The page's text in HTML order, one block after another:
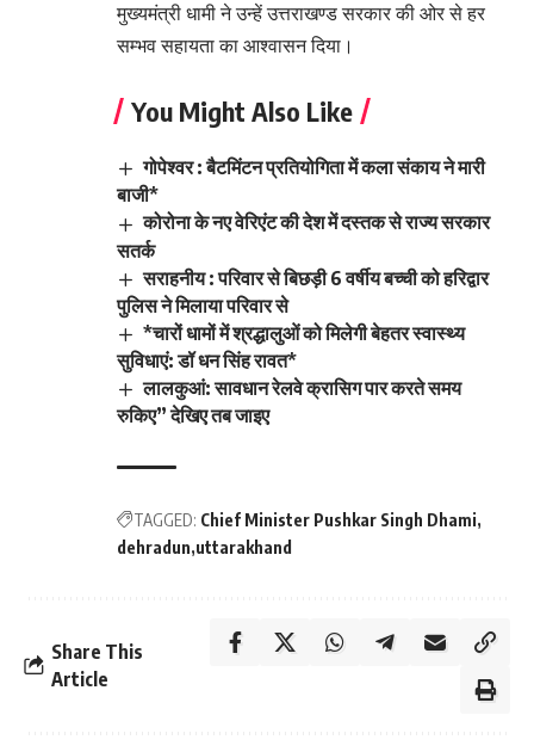
मुख्यमंत्री धामी ने उन्हें उत्तराखण्ड सरकार की ओर से हर
सम्भव सहायता का आश्वासन दिया।
You Might Also Like
गोपेश्वर : बैटमिंटन प्रतियोगिता में कला संकाय ने मारी
बाजी*
कोरोना के नए वेरिएंट की देश में दस्तक से राज्य सरकार
सतर्क
सराहनीय : परिवार से बिछड़ी 6 वर्षीय बच्ची को हरिद्वार
पुलिस ने मिलाया परिवार से
*चारों धामों में श्रद्धालुओं को मिलेगी बेहतर स्वास्थ्य
सुविधाएं: डॉ धन सिंह रावत*
लालकुआं: सावधान रेलवे क्रासिग पार करते समय
रुकिए” देखिए तब जाइए
TAGGED: Chief Minister Pushkar Singh Dhami
dehradun uttarakhand
Share This
Article